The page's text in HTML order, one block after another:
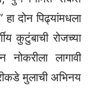
हा दोन पिढ्यांमधला
कुटुंबाची रोजच्या
लागावी
मुलाची अभिनय